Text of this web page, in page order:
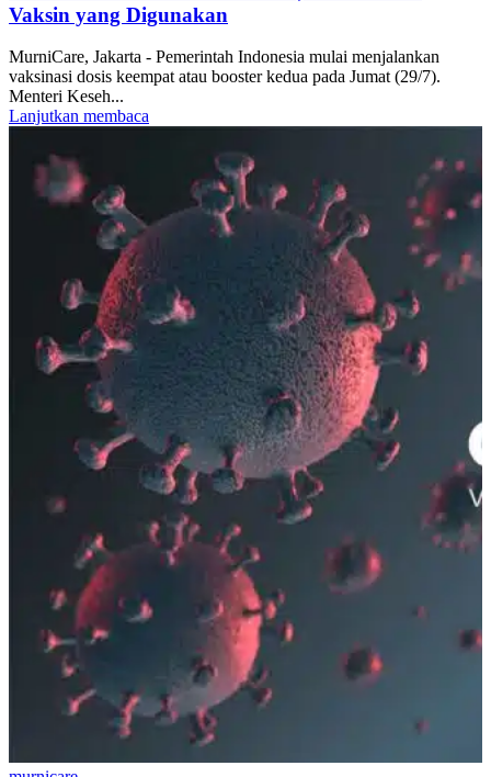
Vaksin yang Digunakan
MurniCare, Jakarta - Pemerintah Indonesia mulai menjalankan
vaksinasi dosis keempat atau booster kedua pada Jumat (29/7).
Menteri Keseh...
Lanjutkan membaca